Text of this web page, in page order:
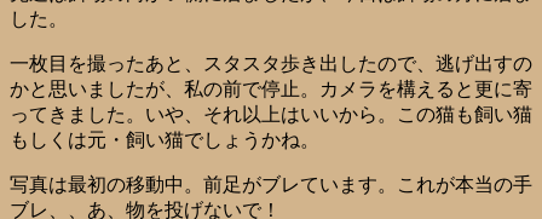
した。
一枚目を撮ったあと、スタスタ歩き出したので、逃げ出すの
かと思いましたが、私の前で停止。カメラを構えると更に寄
ってきました。いや、それ以上はいいから。この猫も飼い猫
もしくは元・飼い猫でしょうかね。
写真は最初の移動中。前足がブレています。これが本当の手
ブレ、、あ、物を投げないで！